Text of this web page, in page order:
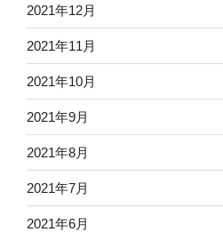
2021年12月
2021年11月
2021年10月
2021年9月
2021年8月
2021年7月
2021年6月